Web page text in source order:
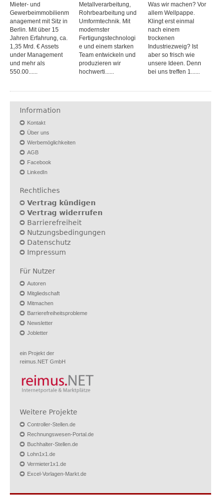
Mieter- und
Gewerbeimmobilienm
anagement mit Sitz in
Berlin. Mit über 15
Jahren Erfahrung, ca.
1,35 Mrd. € Assets
under Management
und mehr als
550.00......
Metallverarbeitung,
Rohrbearbeitung und
Umformtechnik. Mit
modernster
Fertigungstechnologi
e und einem starken
Team entwickeln und
produzieren wir
hochwerti......
Was wir machen? Vor
allem Wellpappe.
Klingt erst einmal
nach einem
trockenen
Industriezweig? Ist
aber so frisch wie
unsere Ideen. Denn
bei uns treffen 1......
Information
Kontakt
Über uns
Werbemöglichkeiten
AGB
Facebook
LinkedIn
Rechtliches
Vertrag kündigen
Vertrag widerrufen
Barrierefreiheit
Nutzungsbedingungen
Datenschutz
Impressum
Für Nutzer
Autoren
Mitgliedschaft
Mitmachen
Barrierefreiheitsprobleme
Newsletter
Jobletter
ein Projekt der
reimus.NET GmbH
Weitere Projekte
Controller-Stellen.de
Rechnungswesen-Portal.de
Buchhalter-Stellen.de
Lohn1x1.de
Vermieter1x1.de
Excel-Vorlagen-Markt.de